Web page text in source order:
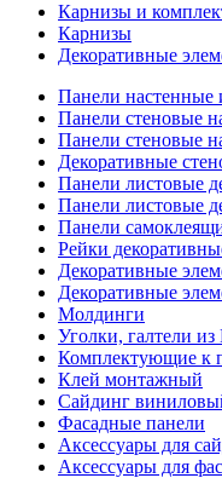
Карнизы и
Карнизы
Декоративные
Панели
Панели стеновые
Панели стеновые
Декоративные
Панели листовые
Панели листовые
Панели
Рейки
Декоративные
Декоративные
Молдинги
Уголки, галтели
Комплектующие к
Клей монтажный
Сайдинг
Фасадные панели
Аксессуары для
Аксессуары для